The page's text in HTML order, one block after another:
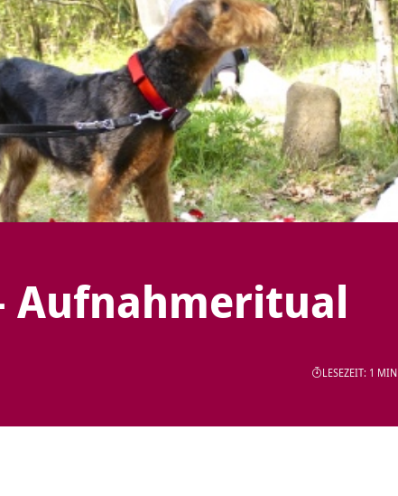
Aufnahmeritual
LESEZEIT: 1 MIN